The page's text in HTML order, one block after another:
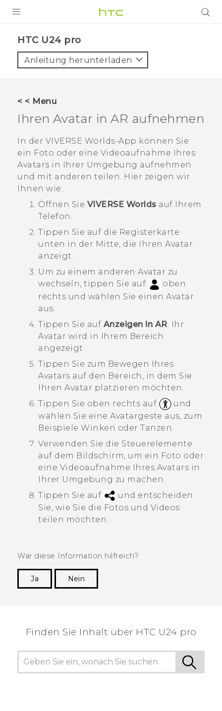
VIVE
UNTERSTÜTZUNG
HTC-Geräte und Zubehör
Anmelden
HTC U24 pro‎
Anleitung herunterladen
< < Menu
Ihren Avatar in AR aufnehmen
In der VIVERSE Worlds-App können Sie
ein Foto oder eine Videoaufnahme Ihres
Avatars in Ihrer Umgebung aufnehmen
und mit anderen teilen. Hier zeigen wir
Ihnen wie:
Öffnen Sie VIVERSE Worlds auf Ihrem
Telefon.
Tippen Sie auf die Registerkarte
unten in der Mitte, die Ihren Avatar
anzeigt.
Um zu einem anderen Avatar zu
wechseln, tippen Sie auf
oben
rechts und wählen Sie einen Avatar
aus.
Tippen Sie auf Anzeigen in AR . Ihr
Avatar wird in Ihrem Bereich
angezeigt.
Tippen Sie zum Bewegen Ihres
Avatars auf den Bereich, in dem Sie
Ihren Avatar platzieren möchten.
Tippen Sie oben rechts auf
und
wählen Sie eine Avatargeste aus, zum
Beispiele Winken oder Tanzen.
Verwenden Sie die Steuerelemente
auf dem Bildschirm, um ein Foto oder
eine Videoaufnahme Ihres Avatars in
Ihrer Umgebung zu machen.
Tippen Sie auf
und entscheiden
Sie, wie Sie die Fotos und Videos
teilen möchten.
War diese Information hilfreich?
Ja
Nein
Finden Sie Inhalt über‎ HTC U24 pro